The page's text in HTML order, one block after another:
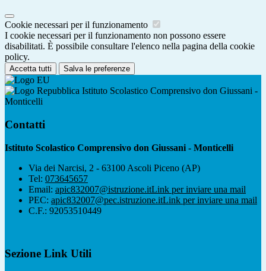
Cookie necessari per il funzionamento
I cookie necessari per il funzionamento non possono essere
disabilitati. È possibile consultare l'elenco nella pagina della cookie
policy.
Accetta tutti Salva le preferenze
Istituto Scolastico Comprensivo don Giussani -
Monticelli
Contatti
Istituto Scolastico Comprensivo don Giussani - Monticelli
Via dei Narcisi, 2 - 63100 Ascoli Piceno (AP)
Tel: 073645657
Email: apic832007@istruzione.itLink per inviare una mail
PEC: apic832007@pec.istruzione.itLink per inviare una mail
C.F.: 92053510449
Sezione Link Utili